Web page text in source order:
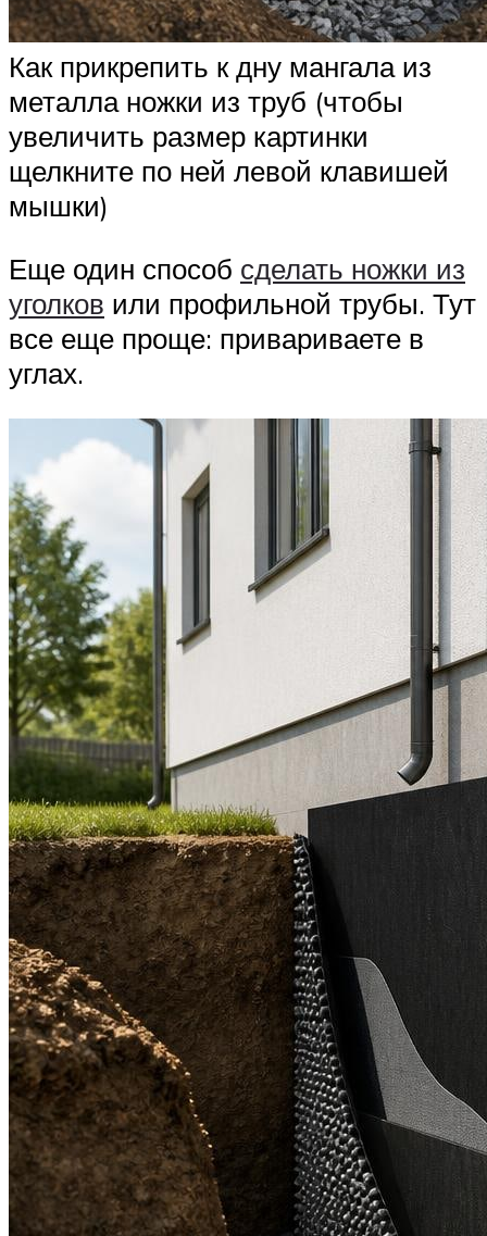
Как прикрепить к дну мангала из
металла ножки из труб (чтобы
увеличить размер картинки
щелкните по ней левой клавишей
мышки)
Еще один способ сделать ножки из
уголков или профильной трубы. Тут
все еще проще: привариваете в
углах.